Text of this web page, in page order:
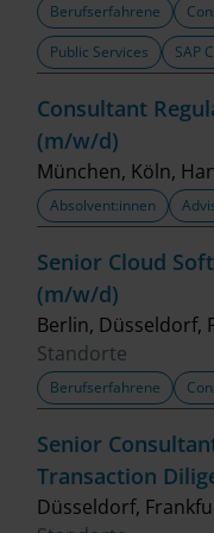
Berufserfahrene
Public Services
SAP
Consultant
(m/w/d)
München, Köln,
Absolvent:innen
Senior Cloud
(m/w/d)
Berlin, Düsseldorf,
Standorte
Berufserfahrene
Senior
Transaction
Düsseldorf,